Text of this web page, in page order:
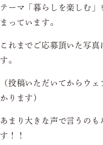
テーマ「暮らしを楽しむ
まっています。
これまでご応募頂いた写真
す。
（投稿いただいてからウ
かります）
あまり大きな声で言うのも
す！！